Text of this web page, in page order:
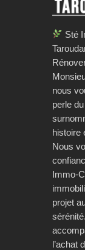
Sté
nous
perle
histoire
Nous
Immo-
projet
l’achat